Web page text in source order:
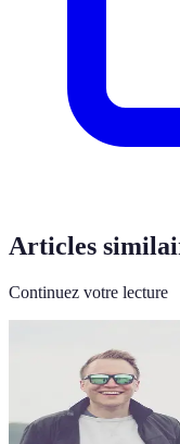
Articles
Continuez votre lecture